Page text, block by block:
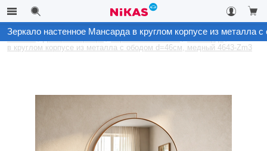
Каталог Зеркало настенное
Мансарда
в круглом корпусе из металла с ободом d=46см, медный 4643-Zm3
Зеркало настенное Мансарда в круглом корпусе из металла